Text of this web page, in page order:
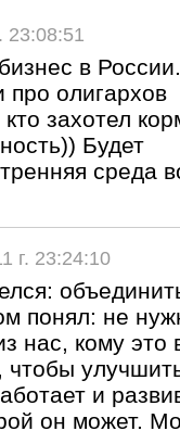
23:08:51
в
олигархов
захотел
Будет
среда
г. 23:24:10
понял: не
нас, кому это
чтобы
и
он может.